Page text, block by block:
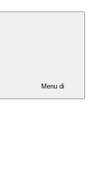
Menu di